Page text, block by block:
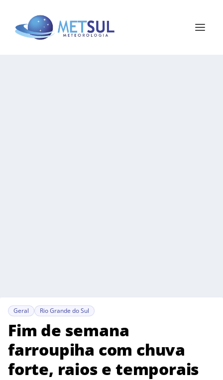
Geral Rio Grande do Sul
Fim de semana
farroupiha com chuva
forte, raios e temporais